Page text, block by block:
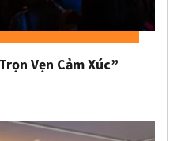
Vẹn Cảm Xúc”